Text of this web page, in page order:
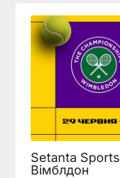
Setanta
Вімблдон